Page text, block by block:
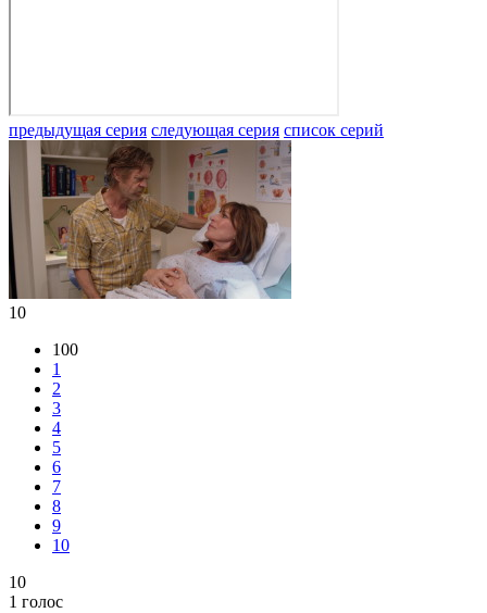
предыдущая серия следующая серия список серий
10
100
1
2
3
4
5
6
7
8
9
10
10
1 голос